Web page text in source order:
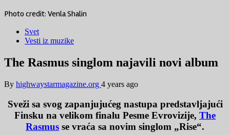
Photo credit: Venla Shalin
Svet
Vesti iz muzike
The Rasmus singlom najavili novi album
By highwaystarmagazine.org 4 years ago
Sveži sa svog zapanjujućeg nastupa predstavljajući
Finsku na velikom finalu Pesme Evrovizije, The
Rasmus se vraća sa novim singlom „Rise“.